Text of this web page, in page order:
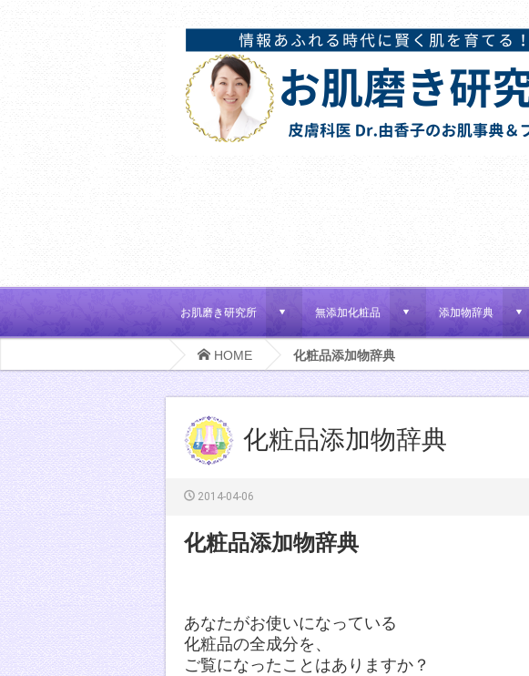
お肌磨き研究所 d 無添加化粧品 d 添加物辞典 d
HOME 化粧品添加物辞典
化粧品添加物辞典
2014-04-06
化粧品添加物辞典
あなたがお使いになっている
化粧品の全成分を、
ご覧になったことはありますか？